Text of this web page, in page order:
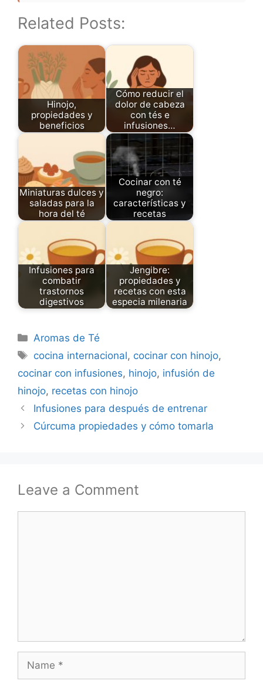
Related Posts:
Hinojo,
propiedades y
beneficios
Cómo reducir el
dolor de cabeza
con tés e
infusiones…
Miniaturas dulces y
saladas para la
hora del té
Cocinar con té
negro:
características y
recetas
Infusiones para
combatir
trastornos
digestivos
Jengibre:
propiedades y
recetas con esta
especia milenaria
Categories
Aromas de Té
Tags
cocina internacional, cocinar con hinojo,
cocinar con infusiones, hinojo, infusión de
hinojo, recetas con hinojo
Infusiones para después de entrenar
Cúrcuma propiedades y cómo tomarla
Leave a Comment